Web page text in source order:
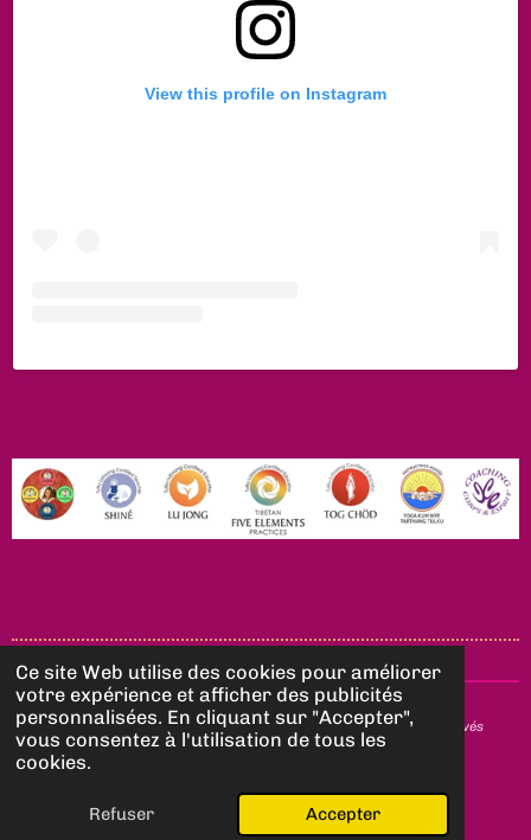
Ce site Web utilise des cookies pour améliorer
votre expérience et afficher des publicités
personnalisées. En cliquant sur "Accepter",
vous consentez à l'utilisation de tous les
cookies.
Refuser Accepter
View this profile on Instagram
© 2025 Yogas Bouddhistes by Val - Tous droits de reproduction réservés
E-mail Carte